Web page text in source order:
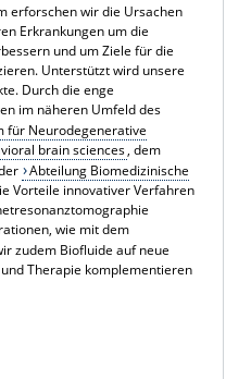
erforschen wir die Ursachen
Erkrankungen um die
und um Ziele für die
Unterstützt wird unsere
Durch die enge
im näheren Umfeld des
für Neurodegenerative
brain sciences, dem
Abteilung Biomedizinische
Vorteile innovativer Verfahren
wie mit dem
zudem Biofluide auf neue
Therapie komplementieren